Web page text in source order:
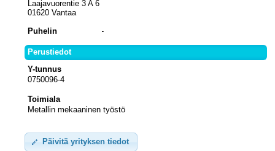
Laajavuorentie 3 A 6
01620 Vantaa
Puhelin
Perustiedot
Y-tunnus
0750096-4
Toimiala
Metallin mekaaninen työstö
Päivitä yrityksen tiedot